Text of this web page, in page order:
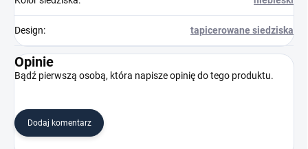
Design: tapicerowane siedziska
Opinie
Bądź pierwszą osobą, która napisze opinię do tego produktu.
Dodaj komentarz